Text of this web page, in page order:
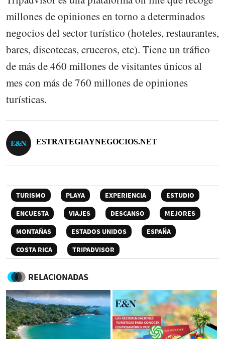
millones de opiniones en torno a determinados
negocios del sector turístico (hoteles, restaurantes,
bares, discotecas, cruceros, etc). Tiene un tráfico
de más de 460 millones de visitantes únicos al
mes con más de 760 millones de opiniones
turísticas.
ESTRATEGIAYNEGOCIOS.NET
TURISMO PLAYA EXPERIENCIA
ESTUDIO
ENCUESTA
VIAJES DESCANSO
MEJORES
MONTAÑAS
ESTADOS UNIDOS
ESPAÑA
COSTA RICA
TRIPADVISOR
RELACIONADAS